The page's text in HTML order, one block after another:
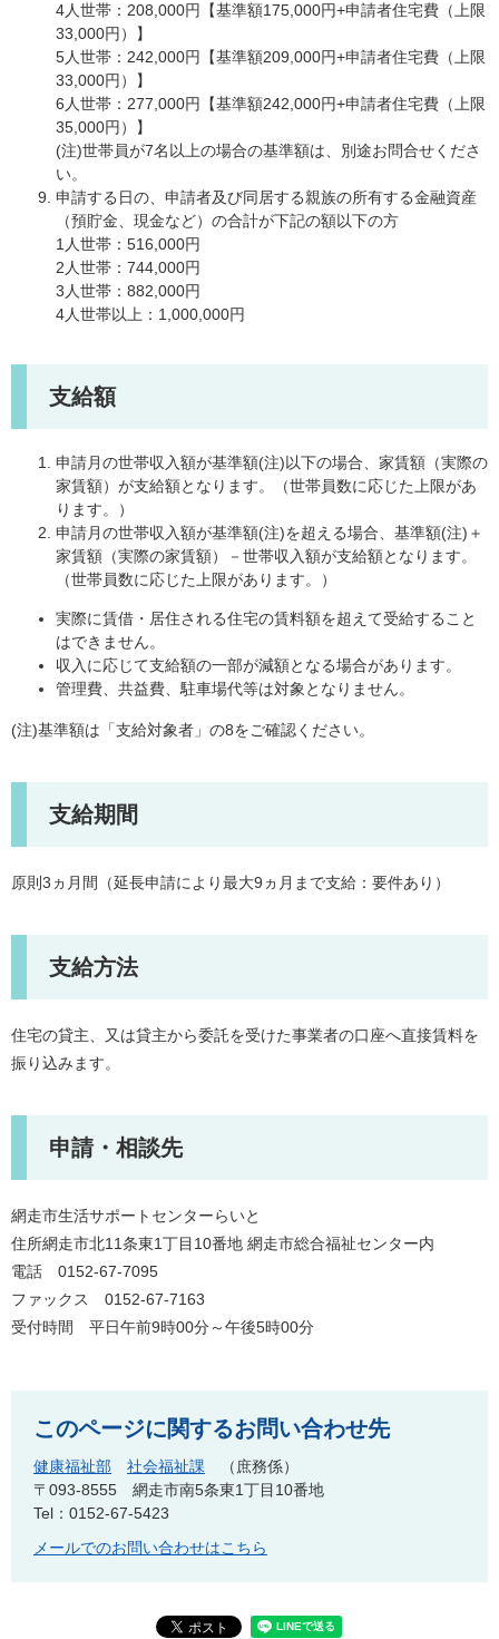
4人世帯：208,000円【基準額175,000円+申請者住宅費（上限
33,000円）】
5人世帯：242,000円【基準額209,000円+申請者住宅費（上限
33,000円）】
6人世帯：277,000円【基準額242,000円+申請者住宅費（上限
35,000円）】
(注)世帯員が7名以上の場合の基準額は、別途お問合せくださ
い。
申請する日の、申請者及び同居する親族の所有する金融資産
（預貯金、現金など）の合計が下記の額以下の方
1人世帯：516,000円
2人世帯：744,000円
3人世帯：882,000円
4人世帯以上：1,000,000円
支給額
申請月の世帯収入額が基準額(注)以下の場合、家賃額（実際の
家賃額）が支給額となります。（世帯員数に応じた上限があ
ります。）
申請月の世帯収入額が基準額(注)を超える場合、基準額(注)＋
家賃額（実際の家賃額）－世帯収入額が支給額となります。
（世帯員数に応じた上限があります。）
実際に賃借・居住される住宅の賃料額を超えて受給すること
はできません。
収入に応じて支給額の一部が減額となる場合があります。
管理費、共益費、駐車場代等は対象となりません。
(注)基準額は「支給対象者」の8をご確認ください。
支給期間
原則3ヵ月間（延長申請により最大9ヵ月まで支給：要件あり）
支給方法
住宅の貸主、又は貸主から委託を受けた事業者の口座へ直接賃料を
振り込みます。
申請・相談先
網走市生活サポートセンターらいと
住所網走市北11条東1丁目10番地 網走市総合福祉センター内
電話 0152-67-7095
ファックス 0152-67-7163
受付時間 平日午前9時00分～午後5時00分
このページに関するお問い合わせ先
健康福祉部 社会福祉課
庶務係
〒093-8555
網走市南5条東1丁目10番地
Tel：0152-67-5423
メールでのお問い合わせはこちら